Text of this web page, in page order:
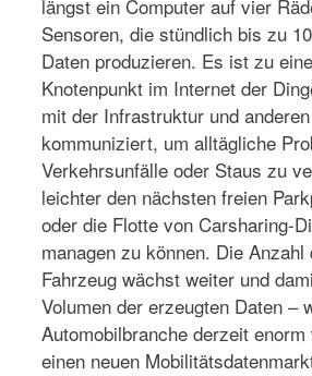
längst ein Computer auf vier
Sensoren, die stündlich bis zu
Daten produzieren. Es ist zu
Knotenpunkt im Internet der
mit der Infrastruktur und
kommuniziert, um alltägliche
Verkehrsunfälle oder Staus zu
leichter den nächsten freien
oder die Flotte von Carsharing-
managen zu können. Die
Fahrzeug wächst weiter und
Volumen der erzeugten Daten –
Automobilbranche derzeit
einen neuen